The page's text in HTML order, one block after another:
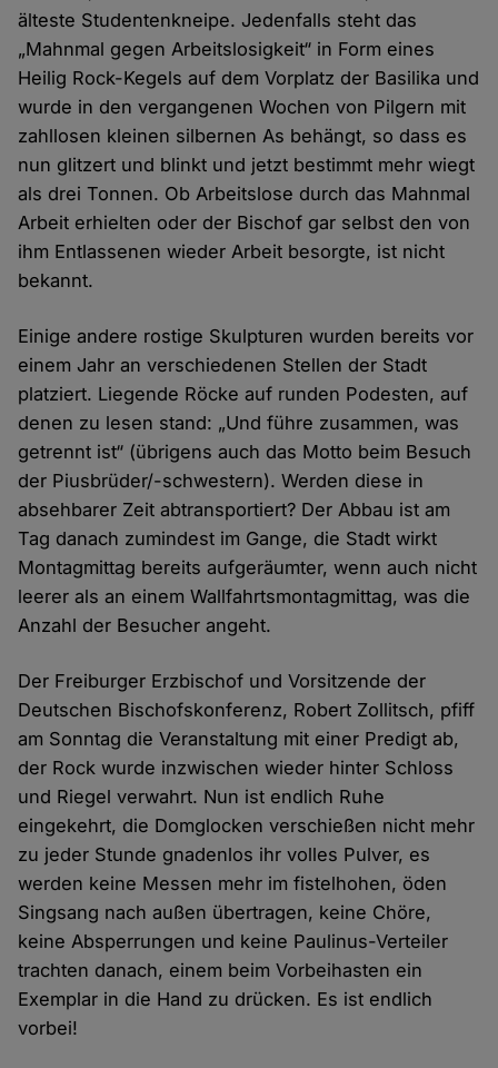
älteste Studentenkneipe. Jedenfalls steht das
„Mahnmal gegen Arbeitslosigkeit“ in Form eines
Heilig Rock-Kegels auf dem Vorplatz der Basilika und
wurde in den vergangenen Wochen von Pilgern mit
zahllosen kleinen silbernen As behängt, so dass es
nun glitzert und blinkt und jetzt bestimmt mehr wiegt
als drei Tonnen. Ob Arbeitslose durch das Mahnmal
Arbeit erhielten oder der Bischof gar selbst den von
ihm Entlassenen wieder Arbeit besorgte, ist nicht
bekannt.
Einige andere rostige Skulpturen wurden bereits vor
einem Jahr an verschiedenen Stellen der Stadt
platziert. Liegende Röcke auf runden Podesten, auf
denen zu lesen stand: „Und führe zusammen, was
getrennt ist“ (übrigens auch das Motto beim Besuch
der Piusbrüder/-schwestern). Werden diese in
absehbarer Zeit abtransportiert? Der Abbau ist am
Tag danach zumindest im Gange, die Stadt wirkt
Montagmittag bereits aufgeräumter, wenn auch nicht
leerer als an einem Wallfahrtsmontagmittag, was die
Anzahl der Besucher angeht.
Der Freiburger Erzbischof und Vorsitzende der
Deutschen Bischofskonferenz, Robert Zollitsch, pfiff
am Sonntag die Veranstaltung mit einer Predigt ab,
der Rock wurde inzwischen wieder hinter Schloss
und Riegel verwahrt. Nun ist endlich Ruhe
eingekehrt, die Domglocken verschießen nicht mehr
zu jeder Stunde gnadenlos ihr volles Pulver, es
werden keine Messen mehr im fistelhohen, öden
Singsang nach außen übertragen, keine Chöre,
keine Absperrungen und keine Paulinus-Verteiler
trachten danach, einem beim Vorbeihasten ein
Exemplar in die Hand zu drücken. Es ist endlich
vorbei!